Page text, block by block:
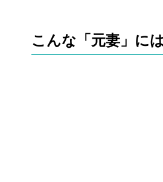
こんな「元妻」に